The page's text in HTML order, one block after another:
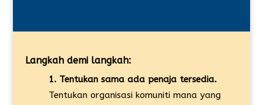
Langkah demi langkah:
1. Tentukan sama ada penaja tersedia.
Tentukan organisasi komuniti mana yang